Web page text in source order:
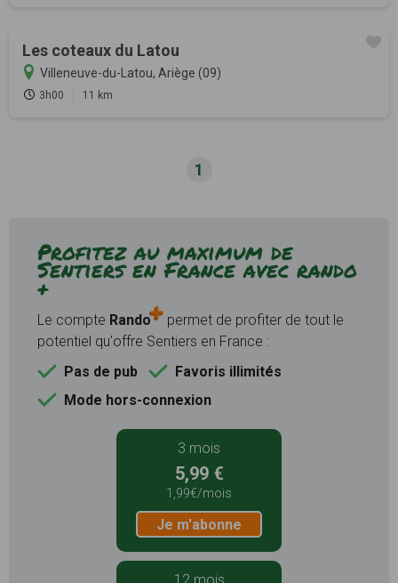
Les coteaux du Latou
Villeneuve-du-Latou, Ariège (09)
3h00 11 km
1
Profitez au maximum de
Sentiers en France avec rando
+
Le compte Rando
permet de profiter de tout le
potentiel qu'offre Sentiers en France :
Pas de pub
Favoris illimités
Mode hors-connexion
3 mois
5,99 €
1,99€/mois
Je m'abonne